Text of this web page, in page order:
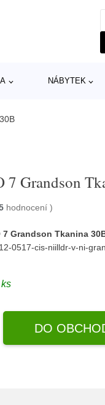
NÁBYTEK
Grandson
hodnocení)
Grandson Tkanina
0517-cis-niilldr-v-ni-
DO